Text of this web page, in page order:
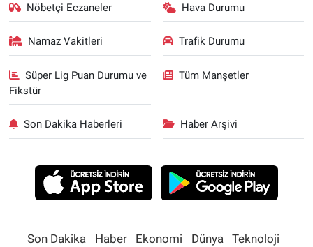
Nöbetçi Eczaneler Hava Durumu
Namaz Vakitleri Trafik Durumu
Süper Lig Puan Durumu ve
Fikstür
Tüm Manşetler
Son Dakika Haberleri Haber Arşivi
Son Dakika Haber Ekonomi Dünya
Teknoloji